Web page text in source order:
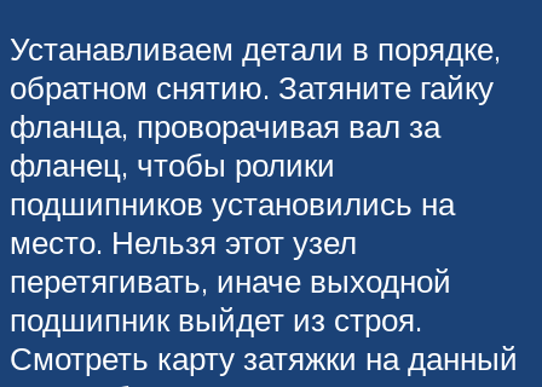
Устанавливаем детали в порядке,
обратном снятию. Затяните гайку
фланца, проворачивая вал за
фланец, чтобы ролики
подшипников установились на
место. Нельзя этот узел
перетягивать, иначе выходной
подшипник выйдет из строя.
Смотреть карту затяжки на данный